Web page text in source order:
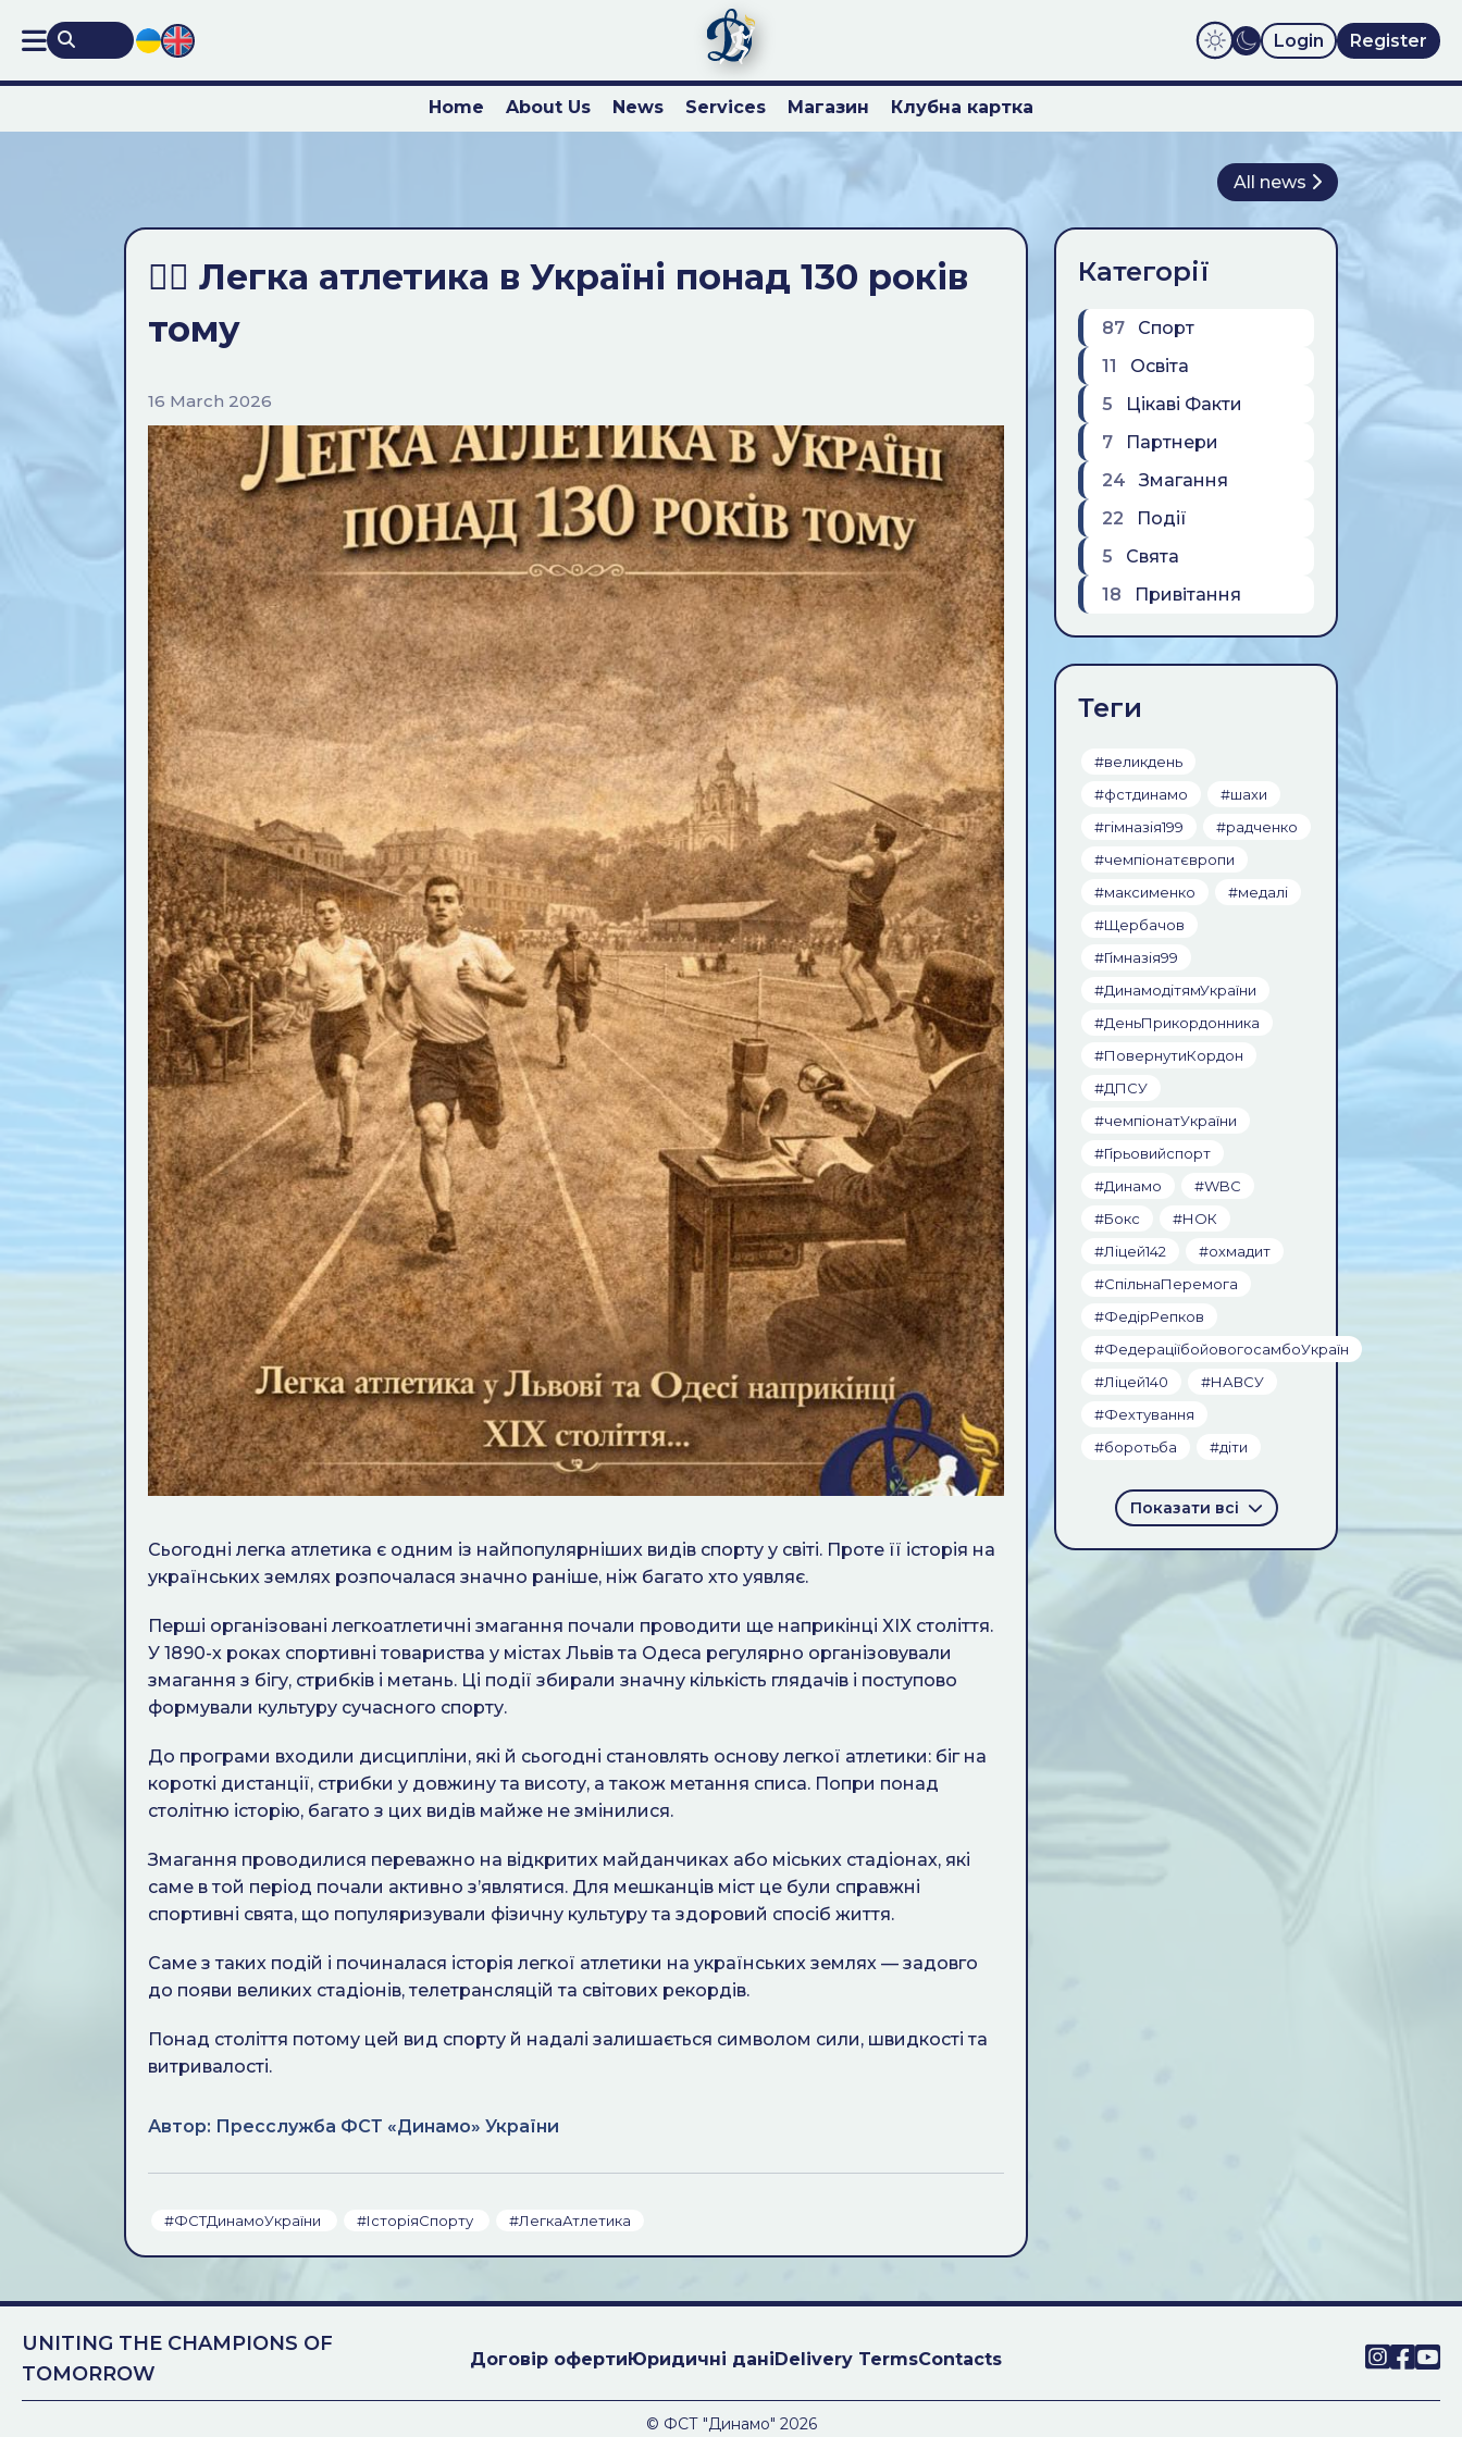
Login Register
Home About Us News Services Магазин Клубна картка
All news
🏃‍♂️ Легка атлетика в Україні понад 130 років
тому
16 March 2026
Сьогодні легка атлетика є одним із найпопулярніших видів спорту у світі. Проте її історія на
українських землях розпочалася значно раніше, ніж багато хто уявляє.
Перші організовані легкоатлетичні змагання почали проводити ще наприкінці XIX століття.
У 1890-х роках спортивні товариства у містах Львів та Одеса регулярно організовували
змагання з бігу, стрибків і метань. Ці події збирали значну кількість глядачів і поступово
формували культуру сучасного спорту.
До програми входили дисципліни, які й сьогодні становлять основу легкої атлетики: біг на
короткі дистанції, стрибки у довжину та висоту, а також метання списа. Попри понад
столітню історію, багато з цих видів майже не змінилися.
Змагання проводилися переважно на відкритих майданчиках або міських стадіонах, які
саме в той період почали активно з’являтися. Для мешканців міст це були справжні
спортивні свята, що популяризували фізичну культуру та здоровий спосіб життя.
Саме з таких подій і починалася історія легкої атлетики на українських землях — задовго
до появи великих стадіонів, телетрансляцій та світових рекордів.
Понад століття потому цей вид спорту й надалі залишається символом сили, швидкості та
витривалості.
Автор: Пресслужба ФСТ «Динамо» України
#ФСТДинамоУкраїни #ІсторіяСпорту #ЛегкаАтлетика
Категорії
87
Спорт
11
Освіта
5
Цікаві Факти
7
Партнери
24
Змагання
22
Події
5
Свята
18
Привiтання
Теги
#великдень
#фстдинамо
#шахи
#гiмназiя199
#радченко
#чемпiонатєвропи
#максименко
#медалi
#Щербачов
#Гімназія99
#ДинамодітямУкраїни
#ДеньПрикордонника
#ПовернутиКордон
#ДПСУ
#чемпіонатУкраїни
#Гірьовийспорт
#Динамо
#WBC
#Бокс
#НОК
#Ліцей142
#охмадит
#СпільнаПеремога
#ФедірРепков
#ФедераціїбойовогосамбоУкраїн
#Ліцей140
#НАВСУ
#Фехтування
#боротьба
#діти
Показати всі
UNITING THE CHAMPIONS OF
TOMORROW
Договiр офертиЮридичні даніDelivery TermsContacts
© ФСТ "Динамо" 2026